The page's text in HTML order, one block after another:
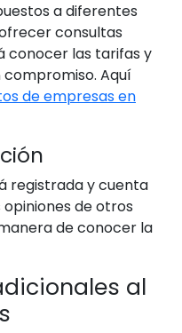
a diferentes
consultas
conocer las tarifas y
compromiso. Aquí
de empresas en
registrada y cuenta
de otros
de conocer la
al